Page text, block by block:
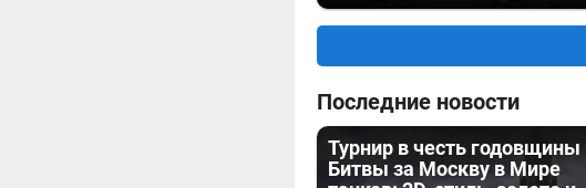
Последние новости
Турнир в честь годовщины
Битвы за Москву в Мире